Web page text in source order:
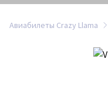
Авиабилеты Crazy Llama